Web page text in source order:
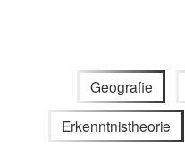
Geografie
Erkenntnistheorie